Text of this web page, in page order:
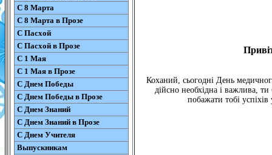
С 8 Марта
С 8 Марта в Прозе
С Пасхой
С Пасхой в Прозе
С 1 Мая
С 1 Мая в Прозе
С Днем Победы
С Днем Победы в Прозе
С Днем Знаний
С Днем Знаний в Прозе
С Днем Учителя
Выпускникам
Коханий, сьогодні День
дійсно необхідна і важлива,
побажати тобі